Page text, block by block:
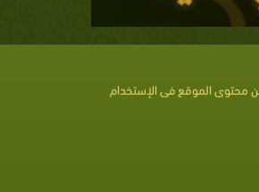
محتوى الموقع فى الإستخدام